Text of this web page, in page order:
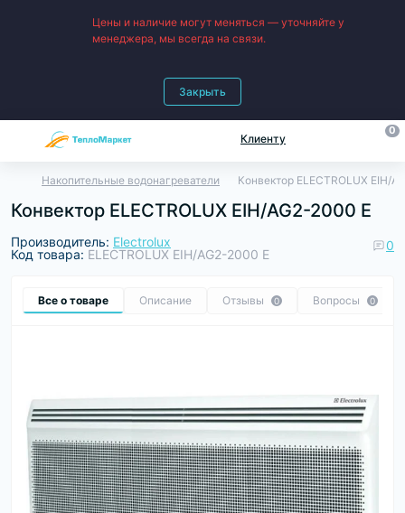
Цены и наличие могут меняться — уточняйте у
менеджера, мы всегда на связи.
Закрыть
Клиенту
0
Накопительные водонагреватели Конвектор ELECTROLUX EIH/
Конвектор ELECTROLUX EIH/AG2-2000 E
Производитель: Electrolux
Код товара: ELECTROLUX EIH/AG2-2000 E
0
Все о товаре Описание Отзывы 0 Вопросы 0